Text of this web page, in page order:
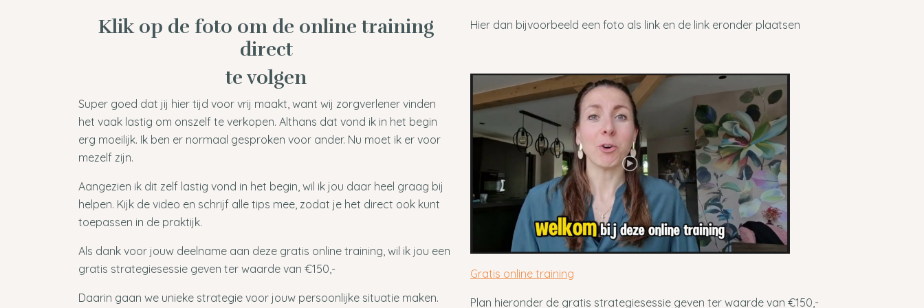
Klik op de foto om de online training
direct
te volgen
Super goed dat jij hier tijd voor vrij maakt, want wij zorgverlener vinden
het vaak lastig om onszelf te verkopen. Althans dat vond ik in het begin
erg moeilijk. Ik ben er normaal gesproken voor ander. Nu moet ik er voor
mezelf zijn.
Aangezien ik dit zelf lastig vond in het begin, wil ik jou daar heel graag bij
helpen. Kijk de video en schrijf alle tips mee, zodat je het direct ook kunt
toepassen in de praktijk.
Als dank voor jouw deelname aan deze gratis online training, wil ik jou een
gratis strategiesessie geven ter waarde van €150,-
Daarin gaan we unieke strategie voor jouw persoonlijke situatie maken.
Hier dan bijvoorbeeld een foto als link en de link eronder plaatsen
Gratis online training
Plan hieronder de gratis strategiesessie geven ter waarde van €150,-